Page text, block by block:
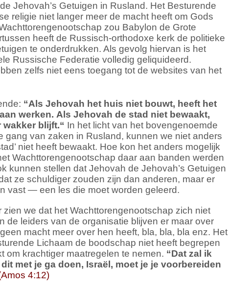
Jehovah’s Getuigen in Rusland. Het Besturende
religie niet langer meer de macht heeft om Gods
zou Babylon de Grote
heeft de Russisch-orthodoxe kerk de politieke
te onderdrukken. Als gevolg hiervan is het
Russische Federatie volledig geliquideerd.
zelfs niet eens toegang tot de websites van het
“Als Jehovah het huis niet bouwt, heeft het
werken. Als Jehovah de stad niet bewaakt,
wakker blijft.“ In het licht van het bovengenoemde
gang van zaken in Rusland, kunnen we niet anders
niet heeft bewaakt. Hoe kon het anders mogelijk
Wachttorengenootschap daar aan banden werden
kunnen stellen dat Jehovah de Jehovah’s Getuigen
ze schuldiger zouden zijn dan anderen, maar er
vast — een les die moet worden geleerd.
zien we dat het Wachttorengenootschap zich niet
de leiders van de organisatie blijven er maar over
macht meer over hen heeft, bla, bla, bla enz. Het
Lichaam de boodschap niet heeft begrepen
om krachtiger maatregelen te nemen. “Dat zal ik
met je ga doen, Israël, moet je je voorbereiden
4:12)